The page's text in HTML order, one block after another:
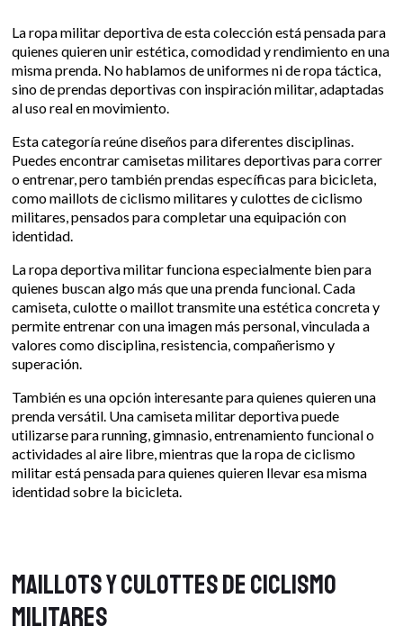
La ropa militar deportiva de esta colección está pensada para
quienes quieren unir estética, comodidad y rendimiento en una
misma prenda. No hablamos de uniformes ni de ropa táctica,
sino de prendas deportivas con inspiración militar, adaptadas
al uso real en movimiento.
Esta categoría reúne diseños para diferentes disciplinas.
Puedes encontrar camisetas militares deportivas para correr
o entrenar, pero también prendas específicas para bicicleta,
como maillots de ciclismo militares y culottes de ciclismo
militares, pensados para completar una equipación con
identidad.
La ropa deportiva militar funciona especialmente bien para
quienes buscan algo más que una prenda funcional. Cada
camiseta, culotte o maillot transmite una estética concreta y
permite entrenar con una imagen más personal, vinculada a
valores como disciplina, resistencia, compañerismo y
superación.
También es una opción interesante para quienes quieren una
prenda versátil. Una camiseta militar deportiva puede
utilizarse para running, gimnasio, entrenamiento funcional o
actividades al aire libre, mientras que la ropa de ciclismo
militar está pensada para quienes quieren llevar esa misma
identidad sobre la bicicleta.
Maillots y culottes de ciclismo
militares